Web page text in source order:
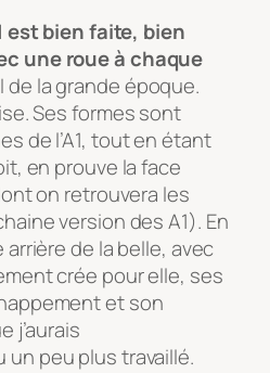
est bien faite, bien
une roue à chaque
de la grande époque.
Ses formes sont
de l’A1, tout en étant
en prouve la face
on retrouvera les
version des A1). En
de la belle, avec
crée pour elle, ses
et son
j’aurais
peu plus travaillé.